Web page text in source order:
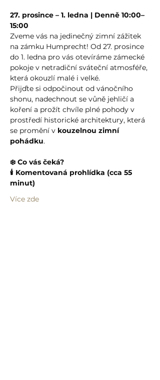
27. prosince – 1. ledna | Denně 10:00–
15:00
Zveme vás na jedinečný zimní zážitek
na zámku Humprecht! Od 27. prosince
do 1. ledna pro vás otevíráme zámecké
pokoje v netradiční sváteční atmosféře,
která okouzlí malé i velké.
Přijďte si odpočinout od vánočního
shonu, nadechnout se vůně jehličí a
koření a prožít chvíle plné pohody v
prostředí historické architektury, která
se promění v kouzelnou zimní
pohádku.
❄️ Co vás čeká?
🕯️ Komentovaná prohlídka (cca 55
minut)
Více zde